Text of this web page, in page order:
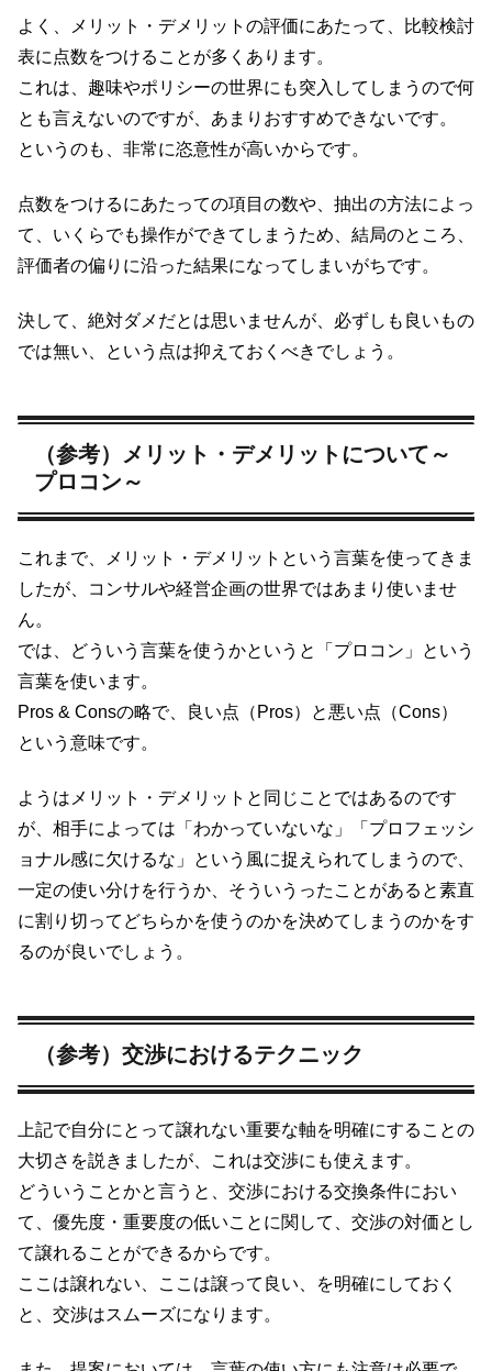
よく、メリット・デメリットの評価にあたって、比較検討
表に点数をつけることが多くあります。
これは、趣味やポリシーの世界にも突入してしまうので何
とも言えないのですが、あまりおすすめできないです。
というのも、非常に恣意性が高いからです。
点数をつけるにあたっての項目の数や、抽出の方法によっ
て、いくらでも操作ができてしまうため、結局のところ、
評価者の偏りに沿った結果になってしまいがちです。
決して、絶対ダメだとは思いませんが、必ずしも良いもの
では無い、という点は抑えておくべきでしょう。
（参考）メリット・デメリットについて～
プロコン～
これまで、メリット・デメリットという言葉を使ってきま
したが、コンサルや経営企画の世界ではあまり使いませ
ん。
では、どういう言葉を使うかというと「プロコン」という
言葉を使います。
Pros & Consの略で、良い点（Pros）と悪い点（Cons）
という意味です。
ようはメリット・デメリットと同じことではあるのです
が、相手によっては「わかっていないな」「プロフェッシ
ョナル感に欠けるな」という風に捉えられてしまうので、
一定の使い分けを行うか、そういうったことがあると素直
に割り切ってどちらかを使うのかを決めてしまうのかをす
るのが良いでしょう。
（参考）交渉におけるテクニック
上記で自分にとって譲れない重要な軸を明確にすることの
大切さを説きましたが、これは交渉にも使えます。
どういうことかと言うと、交渉における交換条件におい
て、優先度・重要度の低いことに関して、交渉の対価とし
て譲れることができるからです。
ここは譲れない、ここは譲って良い、を明確にしておく
と、交渉はスムーズになります。